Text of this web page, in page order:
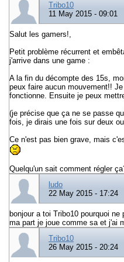
Tribo10
11 May 2015 - 09:01
Salut les gamers!,
Petit problème récurrent et
j'arrive dans une game :
A la fin du décompte des 15s,
peux faire aucun mouvement!!
fonctionne. Ensuite je peux
(je précise que ça ne se passe
fois, je dirais une fois sur deux
Ce n'est pas bien grave, mais
Quelqu'un sait comment régler
ludo
22 May 2015 - 17:24
bonjour a toi Tribo10 pourquoi
ma part je joue comme sa et j'ai
Tribo10
26 May 2015 - 20:24